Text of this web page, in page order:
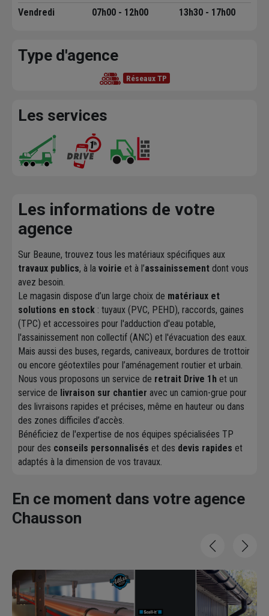
Vendredi
07h00 - 12h00 13h30 - 17h00
Type d'agence
Réseaux TP
Les services
Les informations de votre
agence
Sur Beaune, trouvez tous les matériaux spécifiques aux
travaux publics, à la voirie et à l’assainissement dont vous
avez besoin.
Le magasin dispose d’un large choix de matériaux et
solutions en stock : tuyaux (PVC, PEHD), raccords, gaines
(TPC) et accessoires pour l'adduction d'eau potable,
l'assainissement non collectif (ANC) et l'évacuation des eaux.
Mais aussi des buses, regards, caniveaux, bordures de trottoir
ou encore géotextiles pour l’aménagement routier et urbain.
Nous vous proposons un service de retrait Drive 1h et un
service de livraison sur chantier avec un camion-grue pour
des livraisons rapides et précises, même en hauteur ou dans
des zones difficiles d’accès.
Bénéficiez de l'expertise de nos équipes spécialisées TP
pour des conseils personnalisés et des devis rapides et
adaptés à la dimension de vos travaux.
En ce moment dans votre agence
Chausson